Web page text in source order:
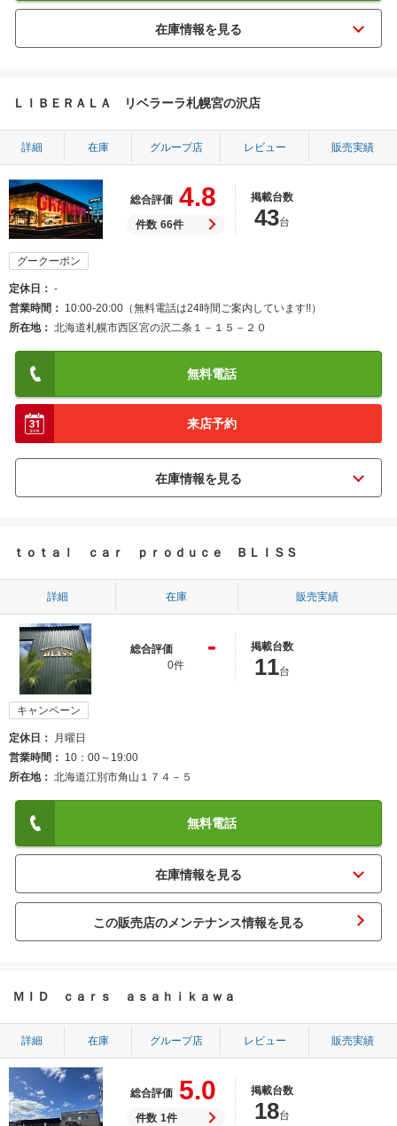
ＬＩＢＥＲＡＬＡ リベラーラ札幌宮の沢店
詳細 在庫 グループ店 レビュー 販売実績
総合評価 4.8
件数 66件
掲載台数
43台
グークーポン
定休日
-
営業時間
10:00-20:00（無料電話は24時間ご案内しています!!）
所在地
北海道札幌市西区宮の沢二条１－１５－２０
無料電話
来店予約
ｔｏｔａｌ ｃａｒ ｐｒｏｄｕｃｅ ＢＬＩＳＳ
詳細 在庫 販売実績
総合評価 -
0件
掲載台数
11台
キャンペーン
定休日
月曜日
営業時間
10：00～19:00
所在地
北海道江別市角山１７４－５
無料電話
この販売店のメンテナンス情報を見る
ＭＩＤ ｃａｒｓ ａｓａｈｉｋａｗａ
詳細 在庫 グループ店 レビュー 販売実績
総合評価 5.0
件数 1件
掲載台数
18台